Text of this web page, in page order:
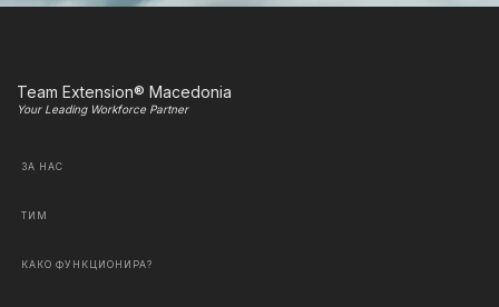
Team Extension® Macedonia
Your Leading Workforce Partner
ЗА НАС
ТИМ
КАКО ФУНКЦИОНИРА?